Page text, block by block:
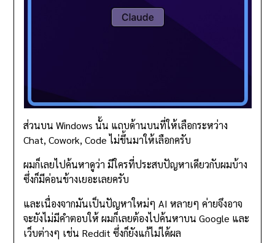
ส่วนบน Windows นั้น แถบด้านบนที่ให้เลือกระหว่าง
Chat, Cowork, Code ไม่ขึ้นมาให้เลือกครับ
ผมก็เลยไปค้นหาดูว่า มีใครที่ประสบปัญหาเดียวกับผมบ้าง
ซึ่งก็มีค่อนข้างเยอะเลยครับ
และเนื่องจากมันเป็นปัญหาใหม่ๆ AI หลายๆ ค่ายจึงอาจ
จะยังไม่มีคำตอบให้ ผมก็เลยต้องไปค้นหาบน Google และ
เว็บต่างๆ เช่น Reddit ซึ่งก็ยังแก้ไม่ได้ผล